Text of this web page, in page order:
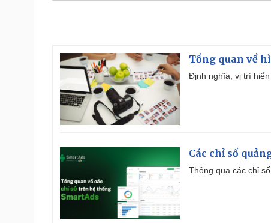
Tổng quan về
Định nghĩa, vị trí hiển
Các chỉ số
Thông qua các chỉ